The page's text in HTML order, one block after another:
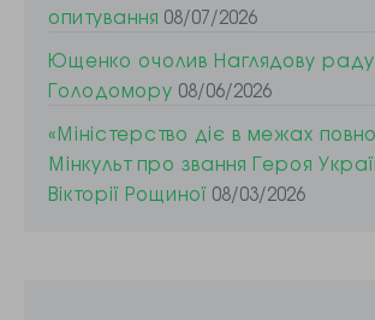
опитування 08/07/2026
Ющенко очолив Наглядову
Голодомору 08/06/2026
«Міністерство діє в межах
Мінкульт про звання Героя
Вікторії Рощиної 08/03/2026